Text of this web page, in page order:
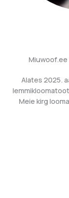
Alates 2025.
Meie kirg